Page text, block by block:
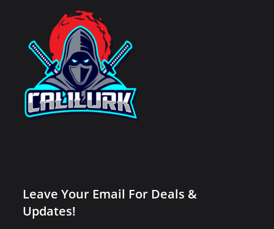
Leave Your Email For Deals &
Updates!